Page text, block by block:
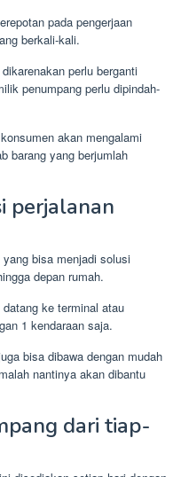
pada pengerjaan
berkali-kali.
perlu berganti
penumpang perlu dipindah-
akan mengalami
barang yang berjumlah
perjalanan
bisa menjadi solusi
depan rumah.
ke terminal atau
1 kendaraan saja.
bisa dibawa dengan mudah
nantinya akan dibantu
dari tiap-